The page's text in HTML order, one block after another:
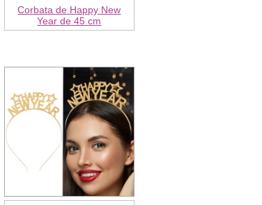
Corbata de Happy New
Year de 45 cm